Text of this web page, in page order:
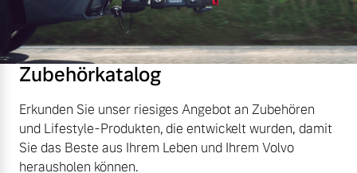
Zubehörkatalog
Erkunden Sie unser riesiges Angebot an Zubehören
und Lifestyle-Produkten, die entwickelt wurden, damit
Sie das Beste aus Ihrem Leben und Ihrem Volvo
herausholen können.